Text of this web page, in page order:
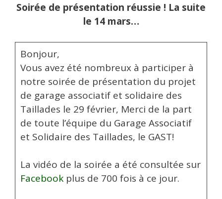
Soirée de présentation réussie ! La suite
le 14 mars…
Bonjour,
Vous avez été nombreux à participer à
notre soirée de présentation du projet
de garage associatif et solidaire des
Taillades le 29 février, Merci de la part
de toute l’équipe du Garage Associatif
et Solidaire des Taillades, le GAST!
La vidéo de la soirée a été consultée sur
Facebookplus de 700 fois à ce jour.